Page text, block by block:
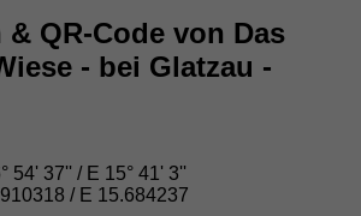
QR-Code von Das
- bei Glatzau -
54' 37'' / E 15° 41' 3''
/ E 15.684237